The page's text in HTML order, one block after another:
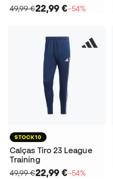
49,99 €22,99 €−54%
STOCK10
Calças Tiro 23 League
Training
49,99 €22,99 €−54%